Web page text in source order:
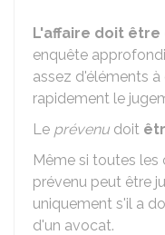
L'affaire doit
enquête
assez d'éléments
rapidement le
Le prévenu doit
Même si toutes les
prévenu peut être
uniquement s'il a
d'un avocat.